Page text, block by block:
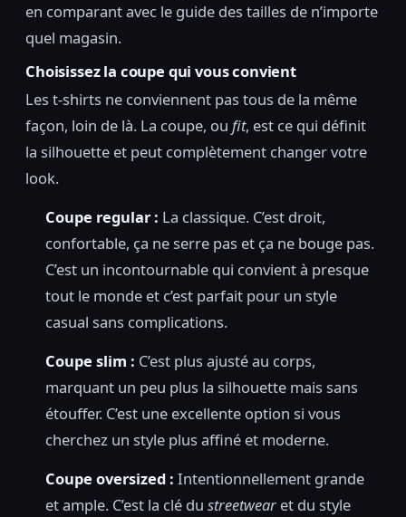
en comparant avec le guide des tailles de n’importe
quel magasin.
Choisissez la coupe qui vous convient
Les t-shirts ne conviennent pas tous de la même
façon, loin de là. La coupe, ou fit, est ce qui définit
la silhouette et peut complètement changer votre
look.
Coupe regular : La classique. C’est droit,
confortable, ça ne serre pas et ça ne bouge pas.
C’est un incontournable qui convient à presque
tout le monde et c’est parfait pour un style
casual sans complications.
Coupe slim : C’est plus ajusté au corps,
marquant un peu plus la silhouette mais sans
étouffer. C’est une excellente option si vous
cherchez un style plus affiné et moderne.
Coupe oversized : Intentionnellement grande
et ample. C’est la clé du streetwear et du style